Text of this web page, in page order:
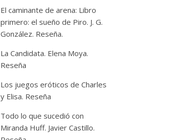
El caminante de arena: Libro
primero: el sueño de Piro. J. G.
González. Reseña.
La Candidata. Elena Moya.
Reseña
Los juegos eróticos de Charles
y Elisa. Reseña
Todo lo que sucedió con
Miranda Huff. Javier Castillo.